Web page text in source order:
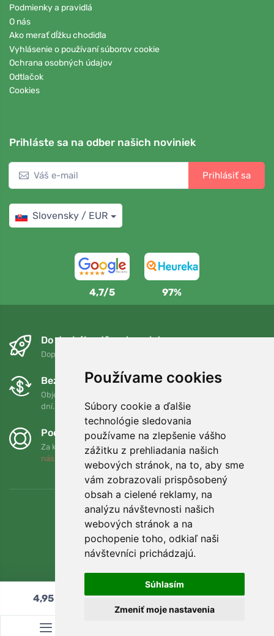
Používame cookies
Súbory cookie a ďalšie
technológie sledovania
používame na zlepšenie vášho
zážitku z prehliadania našich
webových stránok, na to, aby sme
vám zobrazovali prispôsobený
obsah a cielené reklamy, na
analýzu návštevnosti našich
webových stránok a na
pochopenie toho, odkiaľ naši
návštevníci prichádzajú.
Súhlasím
Zmeniť moje nastavenia
Podmienky a pravidlá
O nás
Ako merať dĺžku chodidla
Vyhlásenie o používaní súborov cookie
Ochrana osobných údajov
Odtlačok
Cookies
Prihláste sa na odber našich noviniek
Prihlásiť sa
Slovensky / EUR
4,7/5 97%
Do druhého dňa a bezplatne
Doprava zadarmo pri objednávkach nad 75 EUR
Bezplatná výmena a vrátenie tovaru
Objednávku môžete kedykoľvek vrátiť alebo vymeniť do 90
dní.
Podporujeme Trees.org
Za každú objednávku zasadíme strom! Prečítajte si viac
nás
4,95€ Pridať do košíka